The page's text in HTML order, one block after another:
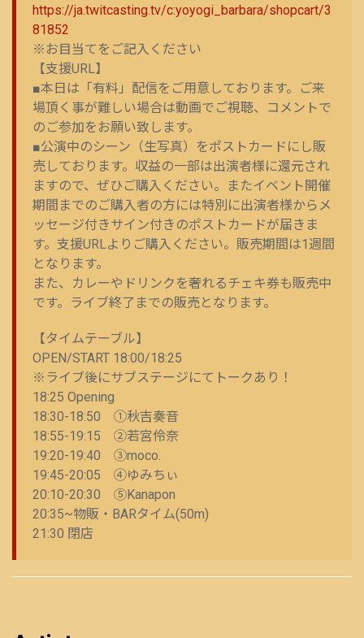
https://ja.twitcasting.tv/c:yoyogi_barbara/shopcart/3
81852
※お目当てをご記入ください
【支援URL】
■本日は「有料」配信をご用意しております。ご来
場頂く事が難しい場合は動画でご視聴、コメントで
のご参加をお願い致します。
■公演中のシーン（生写真）をポストカードにし販
売しております。収益の一部は出演者様に還元され
ますので、ぜひご購入ください。またイベント開催
期間までのご購入者の方には特別に出演者様からメ
ッセージ付きサイン付きのポストカードが届きま
す。支援URLよりご購入ください。販売期間は1週間
となります。
また、カレーやドリンクを奢れるチェキ券も販売中
です。ライブ終了までの販売となります。
【タイムテーブル】
OPEN/START 18:00/18:25
※ライブ後にサブステージにてトークあり！
18:25 Opening
18:30-18:50 ①秋吉奏音
18:55-19:15 ②若宮伶奈
19:20-19:40 ③moco.
19:45-20:05 ④ゆみちぃ
20:10-20:30 ⑤Kanapon
20:35~物販・BARタイム(50m)
21:30 閉店